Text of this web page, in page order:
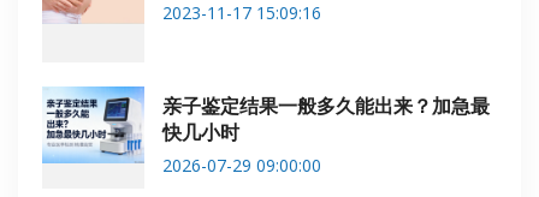
2023-11-17 15:09:16
亲子鉴定结果一般多久能出来？加急最
快几小时
2026-07-29 09:00:00